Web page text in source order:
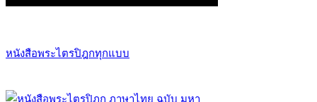
หนังสือพระไตรปิฎกทุกแบบ